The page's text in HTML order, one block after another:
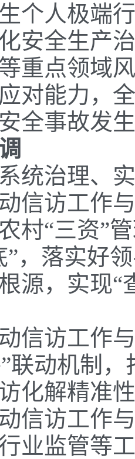
个人极端
安全生产
重点领域
对能力，
全事故发
统治理、实
信访工作与
村“三资”
”， 落实好
源， 实现“
信访工作
”联动机制
化解精准性
信访工作
业监管等